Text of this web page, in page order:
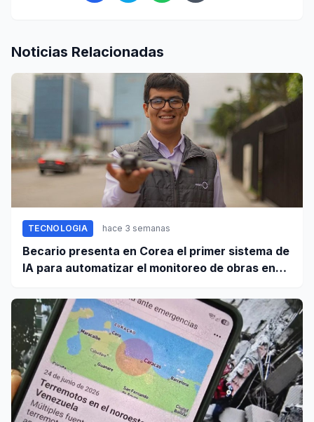
Noticias Relacionadas
TECNOLOGIA hace 3 semanas
Becario presenta en Corea el primer sistema de
IA para automatizar el monitoreo de obras en